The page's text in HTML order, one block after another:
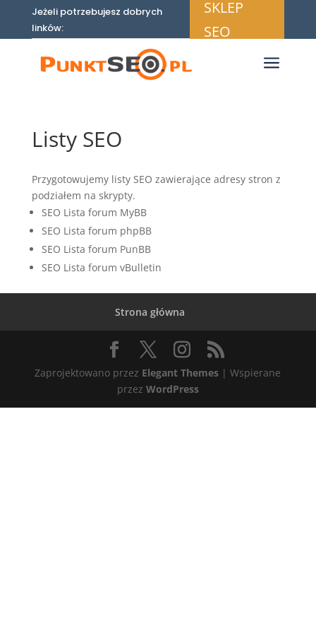
Jeżeli potrzebujesz dobrych
linków:
SKLEP
SEO
a
Listy SEO
Przygotowujemy listy SEO zawierające adresy stron z
podziałem na skrypty.
SEO Lista forum MyBB
SEO Lista forum phpBB
SEO Lista forum PunBB
SEO Lista forum vBulletin
Strona główna
Zaprojektowano przez Elegant Themes | Wspierane
przez WordPress